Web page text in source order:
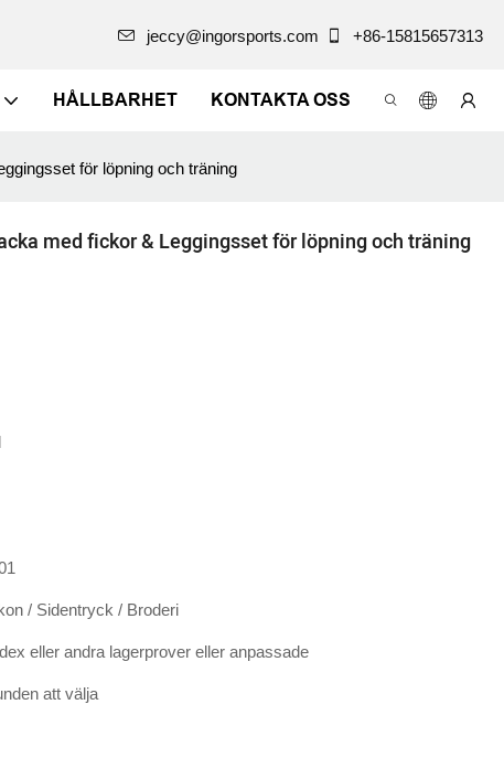
jeccy@ingorsports.com +86-15815657313
HÅLLBARHET KONTAKTA OSS
för löpning och träning
med fickor & Leggingsset för löpning och träning
/ Sidentryck / Broderi
eller andra lagerprover eller anpassade
att välja